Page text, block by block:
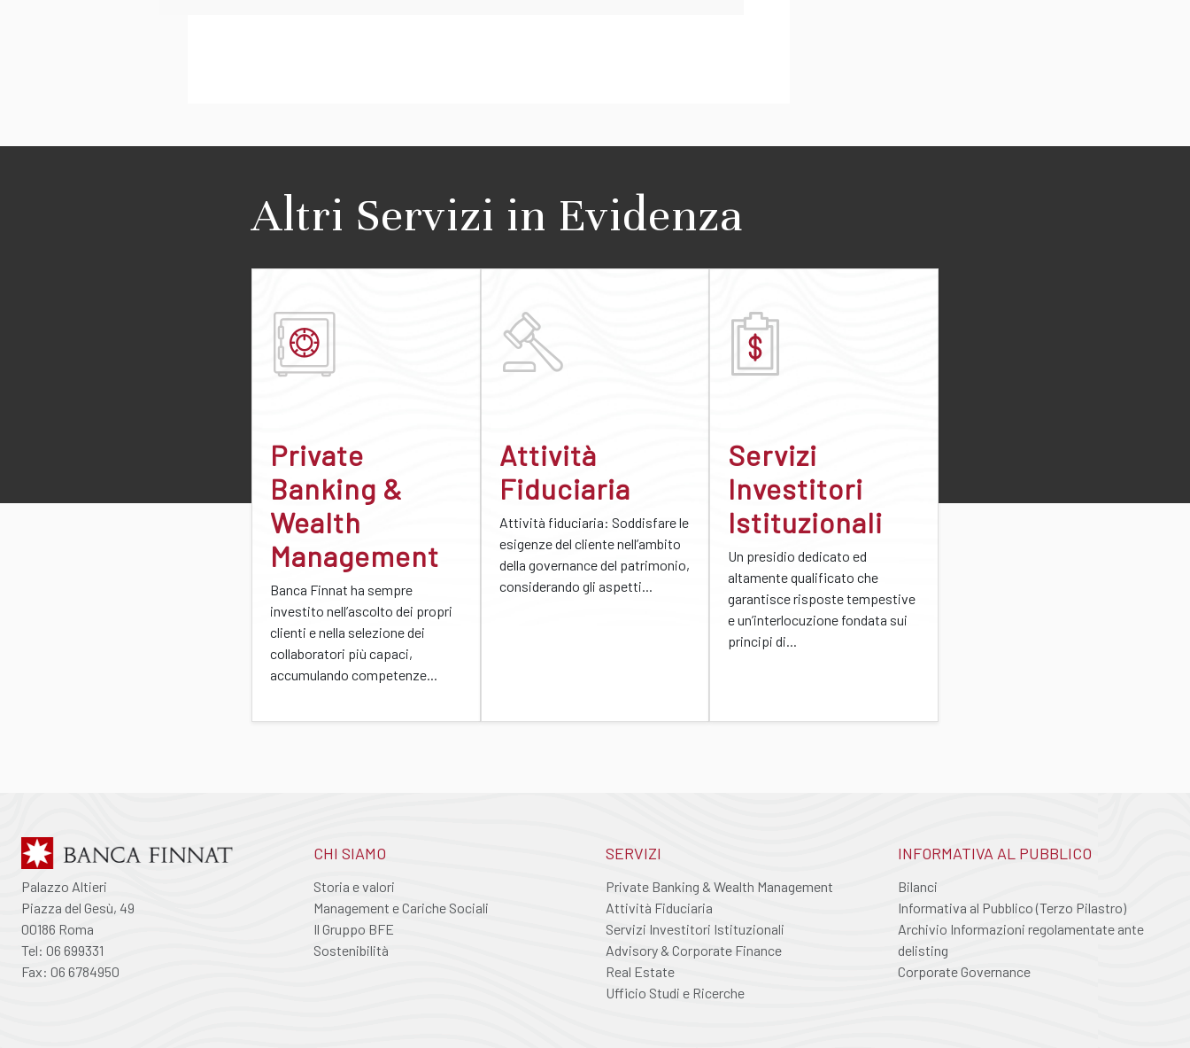
Altri Servizi in Evidenza
Private
Banking &
Wealth
Management
Banca Finnat ha sempre
investito nell’ascolto dei propri
clienti e nella selezione dei
collaboratori più capaci,
accumulando competenze...
Attività
Fiduciaria
Attività fiduciaria: Soddisfare le
esigenze del cliente nell’ambito
della governance del patrimonio,
considerando gli aspetti...
Servizi
Investitori
Istituzionali
Un presidio dedicato ed
altamente qualificato che
garantisce risposte tempestive
e un’interlocuzione fondata sui
principi di...
Palazzo Altieri
Piazza del Gesù, 49
00186 Roma
Tel: 06 699331
Fax: 06 6784950
CHI SIAMO
Storia e valori
Management e Cariche Sociali
Il Gruppo BFE
Sostenibilità
SERVIZI
Private Banking & Wealth Management
Attività Fiduciaria
Servizi Investitori Istituzionali
Advisory & Corporate Finance
Real Estate
Ufficio Studi e Ricerche
INFORMATIVA AL PUBBLICO
Bilanci
Informativa al Pubblico (Terzo Pilastro)
Archivio Informazioni regolamentate ante
delisting
Corporate Governance